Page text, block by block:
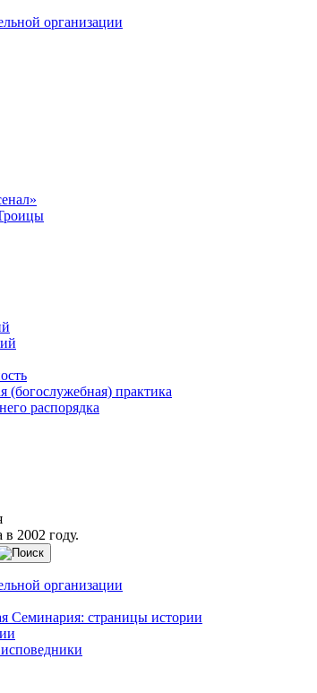
организации
(богослужебная) практика
распорядка
2002 году.
организации
Семинария: страницы истории